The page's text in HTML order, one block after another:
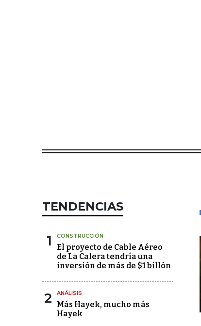
TENDENCIAS
1 CONSTRUCCIÓN
El proyecto de Cable Aéreo
de La Calera tendría una
inversión de más de $1 billón
2 ANÁLISIS
Más Hayek, mucho más
Hayek